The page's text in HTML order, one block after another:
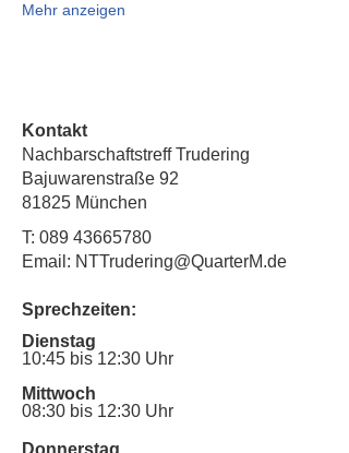
Mehr anzeigen
Kontakt
Nachbarschaftstreff Trudering
Bajuwarenstraße 92
81825 München
T: 089 43665780
Email: NTTrudering@QuarterM.de
Sprechzeiten:
Dienstag
10:45 bis 12:30 Uhr
Mittwoch
08:30 bis 12:30 Uhr
Donnerstag